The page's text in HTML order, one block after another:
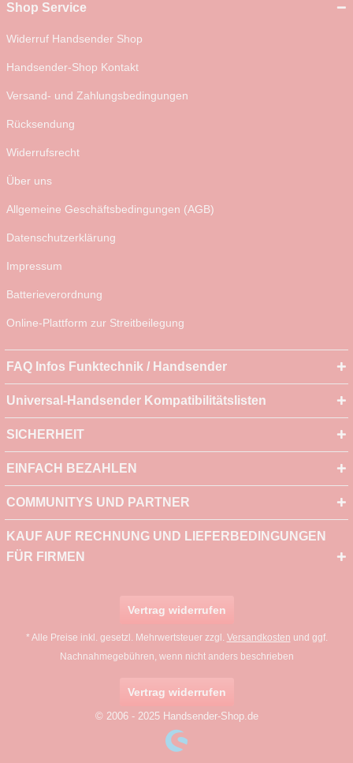
Shop Service
Widerruf Handsender Shop
Handsender-Shop Kontakt
Versand- und Zahlungsbedingungen
Rücksendung
Widerrufsrecht
Über uns
Allgemeine Geschäftsbedingungen (AGB)
Datenschutzerklärung
Impressum
Batterieverordnung
Online-Plattform zur Streitbeilegung
FAQ Infos Funktechnik / Handsender
Universal-Handsender Kompatibilitätslisten
SICHERHEIT
EINFACH BEZAHLEN
COMMUNITYS UND PARTNER
KAUF AUF RECHNUNG UND LIEFERBEDINGUNGEN
FÜR FIRMEN
Vertrag widerrufen
* Alle Preise inkl. gesetzl. Mehrwertsteuer zzgl. Versandkosten und ggf.
Nachnahmegebühren, wenn nicht anders beschrieben
Vertrag widerrufen
© 2006 - 2025 Handsender-Shop.de